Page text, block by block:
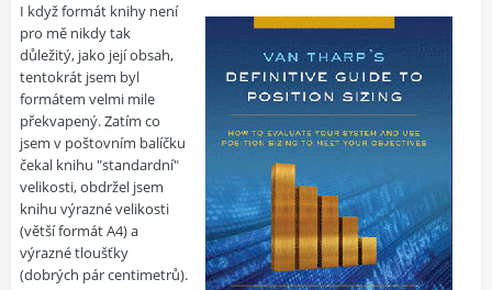
I když formát knihy není
pro mě nikdy tak
důležitý, jako její obsah,
tentokrát jsem byl
formátem velmi mile
překvapený. Zatím co
jsem v poštovním balíčku
čekal knihu "standardní"
velikosti, obdržel jsem
knihu výrazné velikosti
(větší formát A4) a
výrazné tloušťky
(dobrých pár centimetrů).